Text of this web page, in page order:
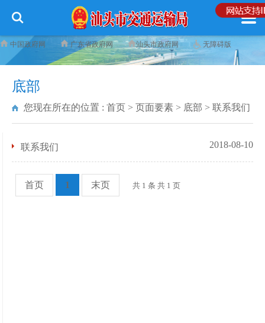
中国政府网 广东省政府网 汕头市政府网 无障碍版
底部
您现在所在的位置 : 首页 > 页面要素 > 底部 > 联系我们
联系我们 2018-08-10
首页 1 末页 共 1 条 共 1 页